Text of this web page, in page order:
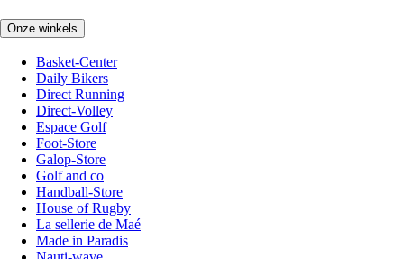
Onze winkels
Basket-Center
Daily Bikers
Direct Running
Direct-Volley
Espace Golf
Foot-Store
Galop-Store
Golf and co
Handball-Store
House of Rugby
La sellerie de Maé
Made in Paradis